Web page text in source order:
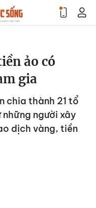
ảo có
gia
chia thành 21 tổ
người xây
dịch vàng, tiền